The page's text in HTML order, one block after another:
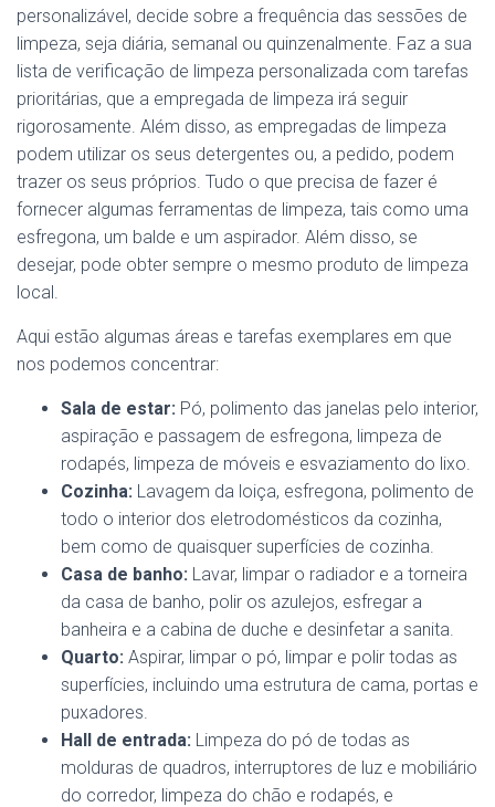
personalizável, decide sobre a frequência das sessões de
limpeza, seja diária, semanal ou quinzenalmente. Faz a sua
lista de verificação de limpeza personalizada com tarefas
prioritárias, que a empregada de limpeza irá seguir
rigorosamente. Além disso, as empregadas de limpeza
podem utilizar os seus detergentes ou, a pedido, podem
trazer os seus próprios. Tudo o que precisa de fazer é
fornecer algumas ferramentas de limpeza, tais como uma
esfregona, um balde e um aspirador. Além disso, se
desejar, pode obter sempre o mesmo produto de limpeza
local.
Aqui estão algumas áreas e tarefas exemplares em que
nos podemos concentrar:
Sala de estar: Pó, polimento das janelas pelo interior,
aspiração e passagem de esfregona, limpeza de
rodapés, limpeza de móveis e esvaziamento do lixo.
Cozinha: Lavagem da loiça, esfregona, polimento de
todo o interior dos eletrodomésticos da cozinha,
bem como de quaisquer superfícies de cozinha.
Casa de banho: Lavar, limpar o radiador e a torneira
da casa de banho, polir os azulejos, esfregar a
banheira e a cabina de duche e desinfetar a sanita.
Quarto: Aspirar, limpar o pó, limpar e polir todas as
superfícies, incluindo uma estrutura de cama, portas e
puxadores.
Hall de entrada: Limpeza do pó de todas as
molduras de quadros, interruptores de luz e mobiliário
do corredor, limpeza do chão e rodapés, e